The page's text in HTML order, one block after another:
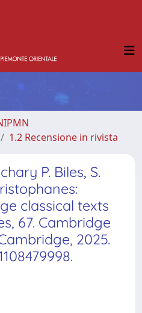
1.2 Recensione in rivista
P. Biles, S.
classical texts
67. Cambridge
2025.